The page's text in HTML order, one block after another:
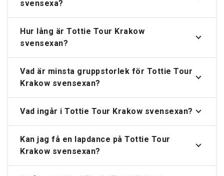
svensexa?
Hur lång är Tottie Tour Krakow
svensexan?
Vad är minsta gruppstorlek för Tottie Tour
Krakow svensexan?
Vad ingår i Tottie Tour Krakow svensexan?
Kan jag få en lapdance på Tottie Tour
Krakow svensexan?